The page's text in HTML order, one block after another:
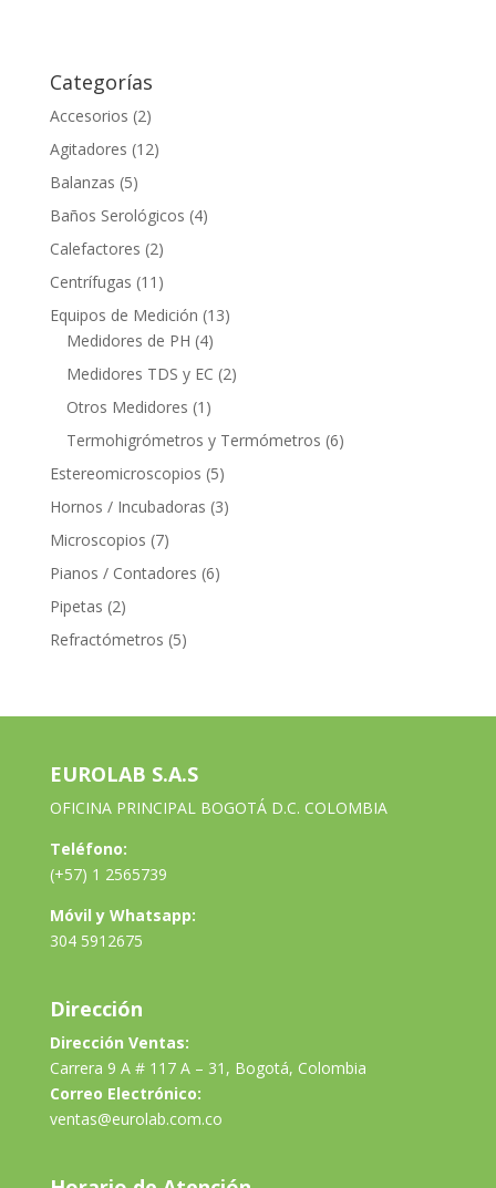
Categorías
Accesorios (2)
Agitadores (12)
Balanzas (5)
Baños Serológicos (4)
Calefactores (2)
Centrífugas (11)
Equipos de Medición (13)
Medidores de PH (4)
Medidores TDS y EC (2)
Otros Medidores (1)
Termohigrómetros y Termómetros (6)
Estereomicroscopios (5)
Hornos / Incubadoras (3)
Microscopios (7)
Pianos / Contadores (6)
Pipetas (2)
Refractómetros (5)
EUROLAB S.A.S
OFICINA PRINCIPAL BOGOTÁ D.C. COLOMBIA
Teléfono:
(+57) 1 2565739
Móvil y Whatsapp:
304 5912675
Dirección
Dirección Ventas:
Carrera 9 A # 117 A – 31, Bogotá, Colombia
Correo Electrónico:
ventas@eurolab.com.co